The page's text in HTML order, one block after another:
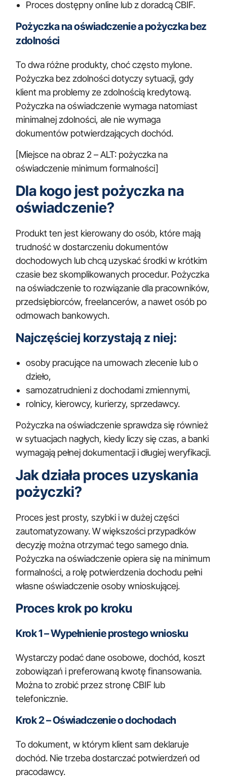
Proces dostępny online lub z doradcą CBIF.
Pożyczka na oświadczenie a pożyczka bez
zdolności
To dwa różne produkty, choć często mylone.
Pożyczka bez zdolności dotyczy sytuacji, gdy
klient ma problemy ze zdolnością kredytową.
Pożyczka na oświadczenie wymaga natomiast
minimalnej zdolności, ale nie wymaga
dokumentów potwierdzających dochód.
[Miejsce na obraz 2 – ALT: pożyczka na
oświadczenie minimum formalności]
Dla kogo jest pożyczka na
oświadczenie?
Produkt ten jest kierowany do osób, które mają
trudność w dostarczeniu dokumentów
dochodowych lub chcą uzyskać środki w krótkim
czasie bez skomplikowanych procedur. Pożyczka
na oświadczenie to rozwiązanie dla pracowników,
przedsiębiorców, freelancerów, a nawet osób po
odmowach bankowych.
Najczęściej korzystają z niej:
osoby pracujące na umowach zlecenie lub o
dzieło,
samozatrudnieni z dochodami zmiennymi,
rolnicy, kierowcy, kurierzy, sprzedawcy.
Pożyczka na oświadczenie sprawdza się również
w sytuacjach nagłych, kiedy liczy się czas, a banki
wymagają pełnej dokumentacji i długiej weryfikacji.
Jak działa proces uzyskania
pożyczki?
Proces jest prosty, szybki i w dużej części
zautomatyzowany. W większości przypadków
decyzję można otrzymać tego samego dnia.
Pożyczka na oświadczenie opiera się na minimum
formalności, a rolę potwierdzenia dochodu pełni
własne oświadczenie osoby wnioskującej.
Proces krok po kroku
Krok 1 – Wypełnienie prostego wniosku
Wystarczy podać dane osobowe, dochód, koszt
zobowiązań i preferowaną kwotę finansowania.
Można to zrobić przez stronę CBIF lub
telefonicznie.
Krok 2 – Oświadczenie o dochodach
To dokument, w którym klient sam deklaruje
dochód. Nie trzeba dostarczać potwierdzeń od
pracodawcy.